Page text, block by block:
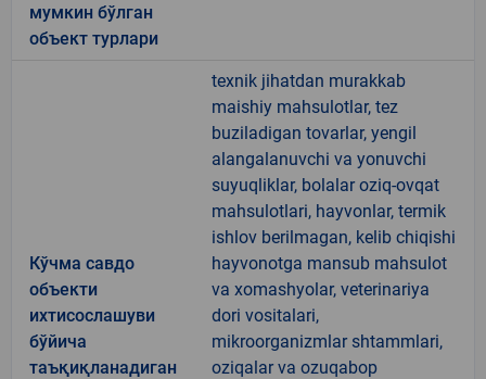
мумкин бўлган
объект турлари
Кўчма савдо
объекти
ихтисослашуви
бўйича
таъқиқланадиган
texnik jihatdan murakkab
maishiy mahsulotlar, tez
buziladigan tovarlar, yengil
alangalanuvchi va yonuvchi
suyuqliklar, bolalar oziq-ovqat
mahsulotlari, hayvonlar, termik
ishlov berilmagan, kelib chiqishi
hayvonotga mansub mahsulot
va xomashyolar, veterinariya
dori vositalari,
mikroorganizmlar shtammlari,
oziqalar va ozuqabop